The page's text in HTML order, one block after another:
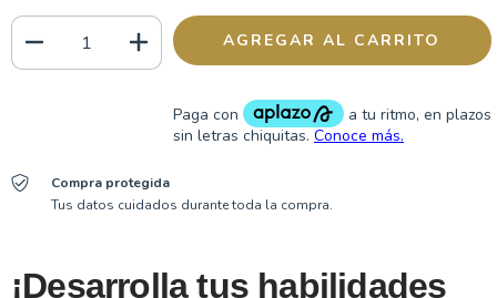
Compra protegida
Tus datos cuidados durante toda la compra.
¡Desarrolla tus habilidades